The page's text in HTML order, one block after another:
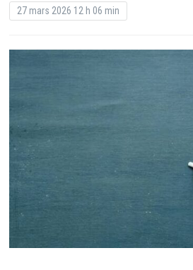
27 mars 2026 12 h 06 min